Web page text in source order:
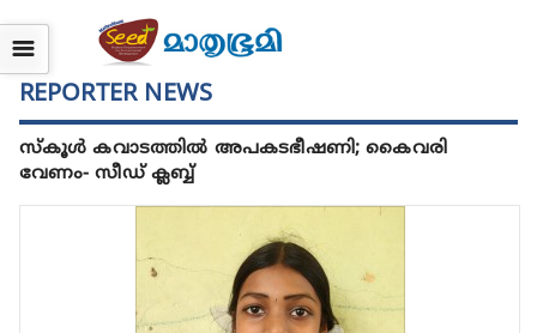
☰
REPORTER NEWS
സ്കൂൾ കവാടത്തിൽ അപകടഭീഷണി; കൈവരി
വേണം- സീഡ് ക്ലബ്ബ്